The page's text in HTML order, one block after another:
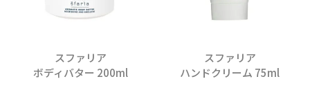
スファリア
ボディバター 200ml
スファリア
ハンドクリーム 75ml